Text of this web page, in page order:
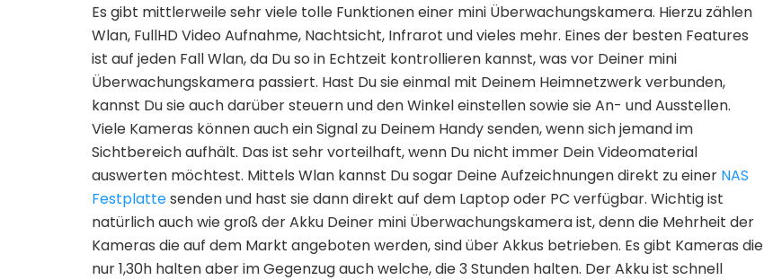
Es gibt mittlerweile sehr viele tolle Funktionen einer mini Überwachungskamera. Hierzu zählen
Wlan, FullHD Video Aufnahme, Nachtsicht, Infrarot und vieles mehr. Eines der besten Features
ist auf jeden Fall Wlan, da Du so in Echtzeit kontrollieren kannst, was vor Deiner mini
Überwachungskamera passiert. Hast Du sie einmal mit Deinem Heimnetzwerk verbunden,
kannst Du sie auch darüber steuern und den Winkel einstellen sowie sie An- und Ausstellen.
Viele Kameras können auch ein Signal zu Deinem Handy senden, wenn sich jemand im
Sichtbereich aufhält. Das ist sehr vorteilhaft, wenn Du nicht immer Dein Videomaterial
auswerten möchtest. Mittels Wlan kannst Du sogar Deine Aufzeichnungen direkt zu einer NAS
Festplattesenden und hast sie dann direkt auf dem Laptop oder PC verfügbar. Wichtig ist
natürlich auch wie groß der Akku Deiner mini Überwachungskamera ist, denn die Mehrheit der
Kameras die auf dem Markt angeboten werden, sind über Akkus betrieben. Es gibt Kameras die
nur 1,30h halten aber im Gegenzug auch welche, die 3 Stunden halten. Der Akku ist schnell